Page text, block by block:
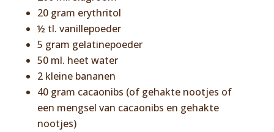
20 gram erythritol
½ tl. vanillepoeder
5 gram gelatinepoeder
50 ml. heet water
2 kleine bananen
40 gram cacaonibs (of gehakte nootjes of
een mengsel van cacaonibs en gehakte
nootjes)